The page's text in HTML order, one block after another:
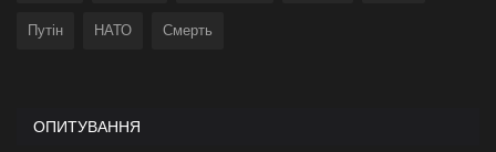
Путін НАТО Смерть
ОПИТУВАННЯ